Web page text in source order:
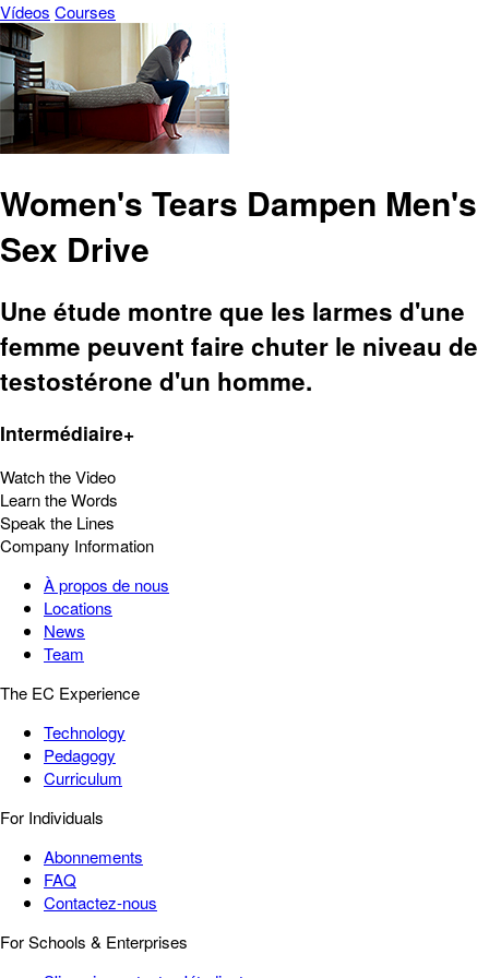
Vídeos Courses
Women's Tears Dampen Men's
Sex Drive
Une étude montre que les larmes d'une
femme peuvent faire chuter le niveau de
testostérone d'un homme.
Intermédiaire+
Watch the Video
Learn the Words
Speak the Lines
Company Information
À propos de nous
Locations
News
Team
The EC Experience
Technology
Pedagogy
Curriculum
For Individuals
Abonnements
FAQ
Contactez-nous
For Schools & Enterprises